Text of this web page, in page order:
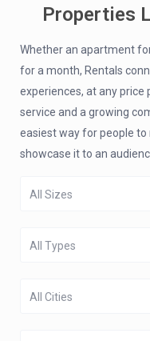
Properties
Whether an apartment
for a month, Rentals
experiences, at any
service and a growing
easiest way for people
showcase it to an
All Sizes
All Types
All Cities